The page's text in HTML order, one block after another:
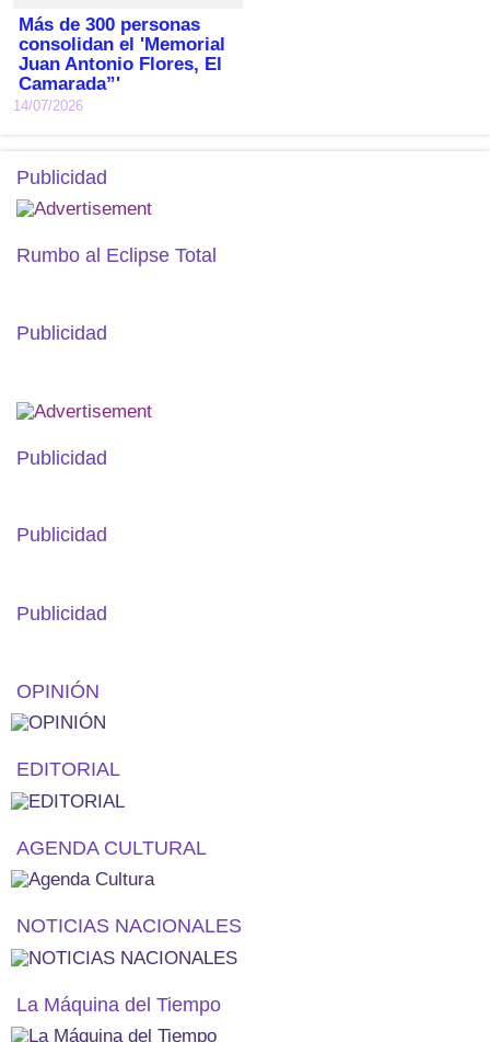
Más de 300 personas
consolidan el 'Memorial
Juan Antonio Flores, El
Camarada”'
14/07/2026
Publicidad
Rumbo al Eclipse Total
Publicidad
Publicidad
Publicidad
Publicidad
OPINIÓN
EDITORIAL
AGENDA CULTURAL
NOTICIAS NACIONALES
La Máquina del Tiempo